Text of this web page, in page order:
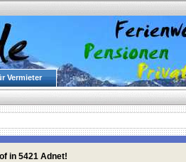
Vermieter
in 5421 Adnet!